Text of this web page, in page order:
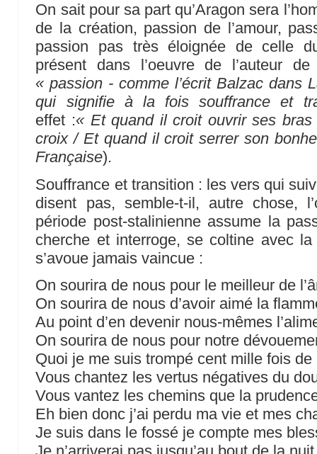
On sait pour sa part qu’Aragon sera
de la création, passion de l’amour,
passion pas très éloignée de celle
présent dans l’oeuvre de l’auteur
« passion - comme l’écrit Balzac dans
qui signifie à la fois souffrance et
effet :« Et quand il croit ouvrir ses bras
croix / Et quand il croit serrer son
Française).
Souffrance et transition : les vers qui
disent pas, semble-t-il, autre chose,
période post-stalinienne assume la
cherche et interroge, se coltine avec
s’avoue jamais vaincue :
On sourira de nous pour le meilleur de
On sourira de nous d’avoir aimé la
Au point d’en devenir nous-mêmes
On sourira de nous pour notre
Quoi je me suis trompé cent mille fois de
Vous chantez les vertus négatives du
Vous vantez les chemins que la
Eh bien donc j’ai perdu ma vie et mes
Je suis dans le fossé je compte mes